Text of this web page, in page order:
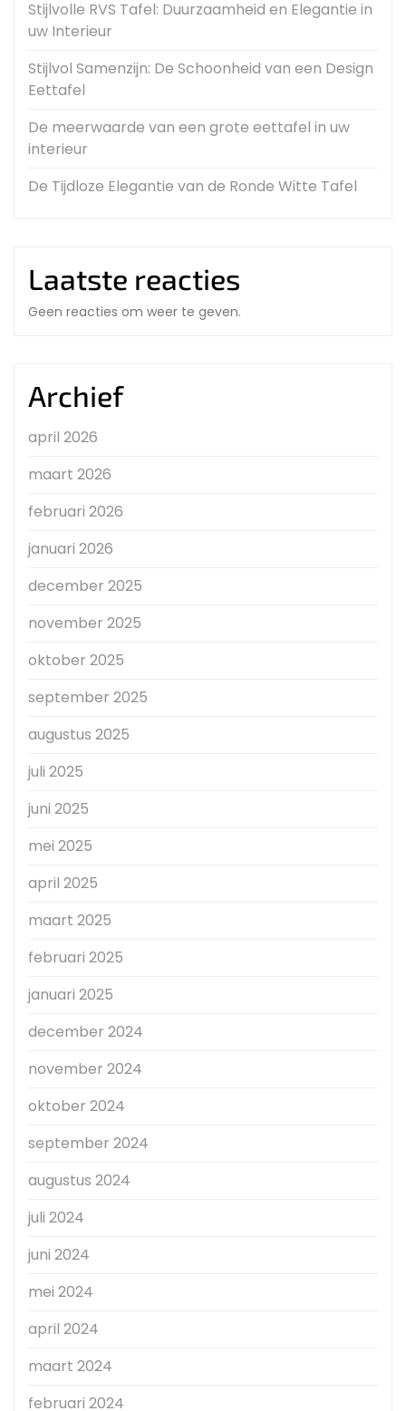
Stijlvolle RVS Tafel: Duurzaamheid en Elegantie in
uw Interieur
Stijlvol Samenzijn: De Schoonheid van een Design
Eettafel
De meerwaarde van een grote eettafel in uw
interieur
De Tijdloze Elegantie van de Ronde Witte Tafel
Laatste reacties
Geen reacties om weer te geven.
Archief
april 2026
maart 2026
februari 2026
januari 2026
december 2025
november 2025
oktober 2025
september 2025
augustus 2025
juli 2025
juni 2025
mei 2025
april 2025
maart 2025
februari 2025
januari 2025
december 2024
november 2024
oktober 2024
september 2024
augustus 2024
juli 2024
juni 2024
mei 2024
april 2024
maart 2024
februari 2024